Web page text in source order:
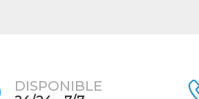
DISPONIBLE